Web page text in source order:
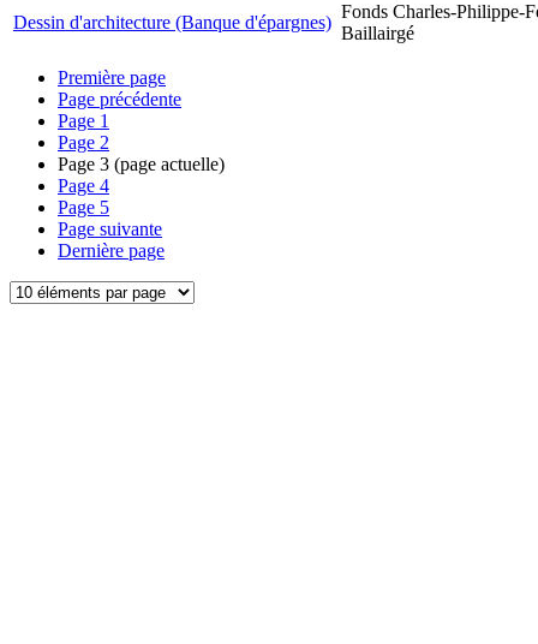
Dessin d'architecture (Banque d'épargnes)
Fonds Charles-Philippe-
Baillairgé
Première page
Page précédente
Page 1
Page 2
Page 3 (page actuelle)
Page 4
Page 5
Page suivante
Dernière page